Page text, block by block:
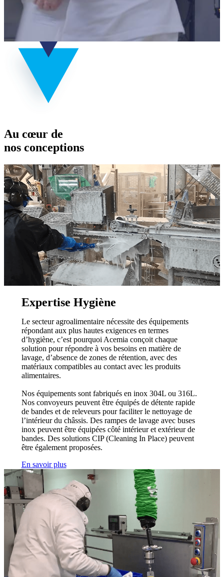
Au cœur de
nos conceptions
Expertise Hygiène
Le secteur agroalimentaire nécessite des équipements
répondant aux plus hautes exigences en termes
d’hygiène, c’est pourquoi Acemia conçoit chaque
solution pour répondre à vos besoins en matière de
lavage, d’absence de zones de rétention, avec des
matériaux compatibles au contact avec les produits
alimentaires.
Nos équipements sont fabriqués en inox 304L ou 316L.
Nos convoyeurs peuvent être équipés de détente rapide
de bandes et de releveurs pour faciliter le nettoyage de
l’intérieur du châssis. Des rampes de lavage avec buses
inox peuvent être équipées côté intérieur et extérieur de
bandes. Des solutions CIP (Cleaning In Place) peuvent
être également proposées.
En savoir plus